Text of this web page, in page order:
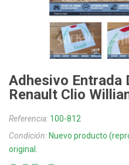
Adhesivo Entrada
Renault Clio
Referencia: 100-812
Condición: Nuevo producto
original.